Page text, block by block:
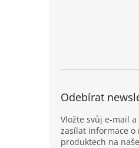
Odebírat
Vložte svůj e-mail
zasílat informace o
produktech na